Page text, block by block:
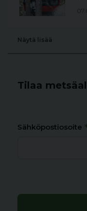
Näytä lisää
Tilaa
Sähköpostiosoite